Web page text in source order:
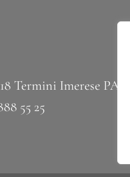
Termini Imerese PA
55 25